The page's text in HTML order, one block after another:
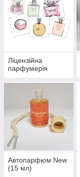
Ліцензійна
парфумерія
Автопарфюм New
(15 мл)